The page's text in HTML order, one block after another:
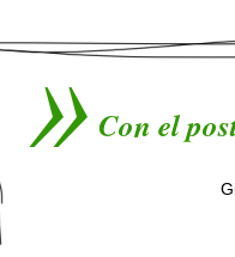
Con el